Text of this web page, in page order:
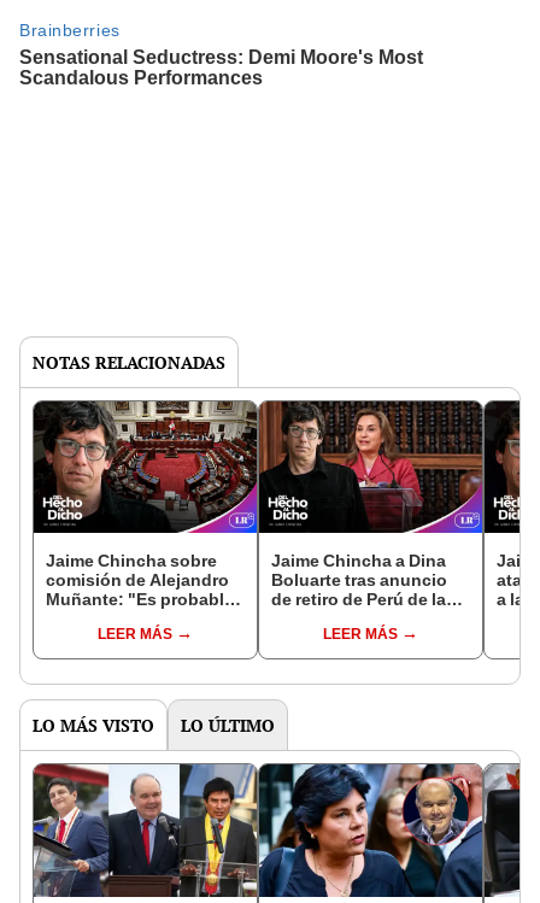
NOTAS RELACIONADAS
Jaime Chincha sobre
comisión de Alejandro
Muñante: "Es probable
partidario"LEER MÁS
Jaime Chincha a Dina
Boluarte tras anuncio
de retiro de Perú de la
Alberto Fujimori"
LEER MÁS
a la
ella"
LO MÁS VISTO LO ÚLTIMO